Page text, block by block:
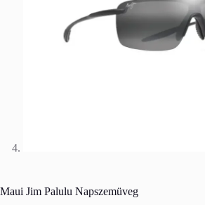
Maui Jim Palulu Napszemüveg